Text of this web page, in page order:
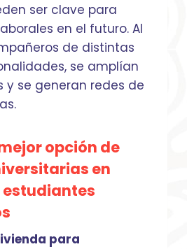
ser clave para
en el futuro. Al
de distintas
se amplían
y se generan redes de
opción de
en
para